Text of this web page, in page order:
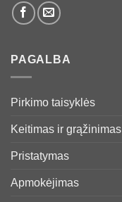
PAGALBA
Pirkimo taisyklės
Keitimas ir grąžinimas
Pristatymas
Apmokėjimas